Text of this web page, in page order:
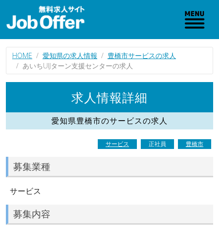
HOME 愛知県の求人情報
豊橋市サービスの求人
あいちUIJターン支援センターの求人
求人情報詳細
愛知県豊橋市のサービスの求人
サービス 正社員 豊橋市
募集業種
サービス
募集内容